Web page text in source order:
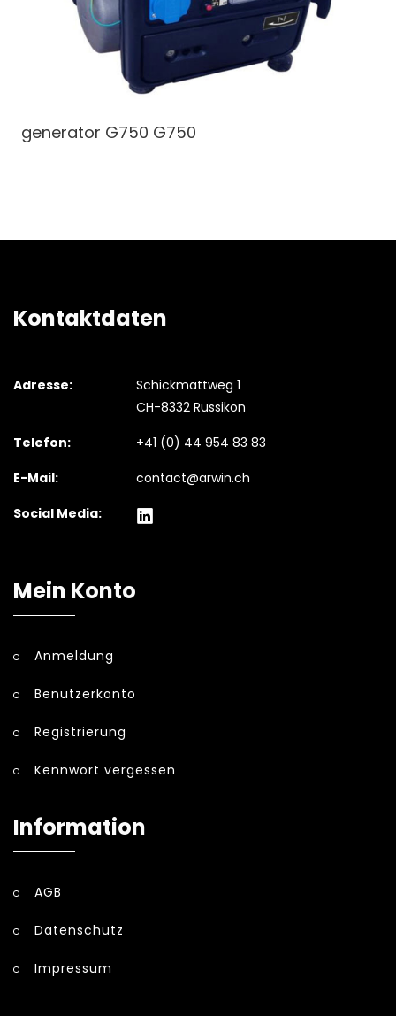
generator G750 G750
Kontaktdaten
Adresse:
Schickmattweg 1
CH-8332 Russikon
Telefon:
+41 (0) 44 954 83 83
E-Mail:
contact@arwin.ch
Social Media:
Mein Konto
Anmeldung
Benutzerkonto
Registrierung
Kennwort vergessen
Information
AGB
Datenschutz
Impressum